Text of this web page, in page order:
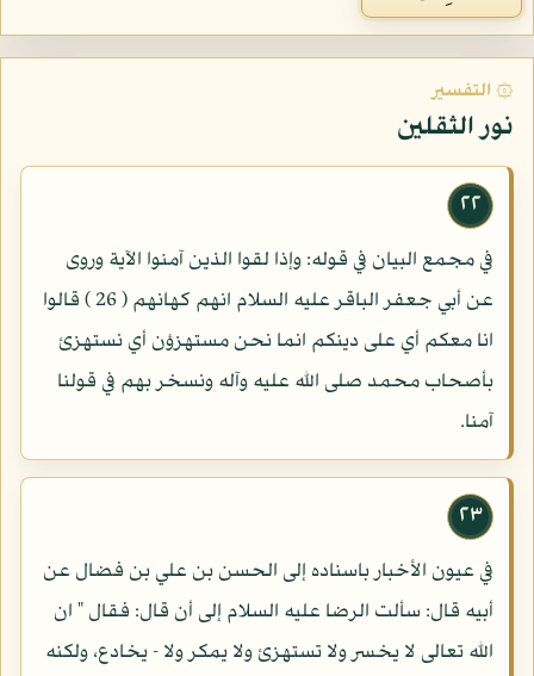
۞ التفسير
نور الثقلين
٢٢
في مجمع البيان في قوله: وإذا لقوا الذين آمنوا الآية وروى
عن أبي جعفر الباقر عليه السلام انهم كهانهم ( 26 ) قالوا
انا معكم أي على دينكم انما نحن مستهزؤن أي نستهزئ
بأصحاب محمد صلى الله عليه وآله ونسخر بهم في قولنا
آمنا.
٢٣
في عيون الأخبار باسناده إلى الحسن بن علي بن فضال عن
أبيه قال: سألت الرضا عليه السلام إلى أن قال: فقال " ان
الله تعالى لا يخسر ولا تستهزئ ولا يمكر ولا - يخادع، ولكنه